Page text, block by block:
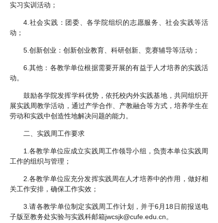
实习实训活动；
4.社会实践：团委、各学院组织的志愿服务、社会实践等活
动；
5.创新创业：创新创业教育、科研创新、竞赛辅导等活动；
6.其他：各教学单位根据需要开展的有益于人才培养的实践活
动。
鼓励各学院发挥学科优势，依托校内外实践基地，共同组织开
展实践周教学活动，通过产学合作、产教融合等方式，培养学生在
劳动和实践中创造性地解决问题的能力。
二、实践周工作要求
1.各教学单位应成立实践周工作领导小组，负责本单位实践周
工作的组织与管理；
2.各教学单位应充分发挥实践周在人才培养中的作用，做好相
关工作安排，确保工作实效；
3.请各教学单位制定实践周工作计划，并于6月18日前报送电
子版至教务处实验与实践科邮箱jwcsjk@cufe.edu.cn。